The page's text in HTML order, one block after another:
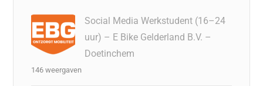
Social Media Werkstudent (16–24
uur) – E Bike Gelderland B.V. –
Doetinchem
146 weergaven